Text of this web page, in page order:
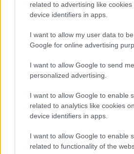
related to advertising like
device identifiers in apps.
I want to allow my user data to
Google for online advertising
I want to allow Google to send me
personalized advertising.
I want to allow Google to enable
related to analytics like cookies
device identifiers in apps.
I want to allow Google to enable
related to functionality of the
Palveluliiketoiminta
Teollisuus
ALV-laskelmat, ilmoitukset
tilinpäätökset
Henkilöstöhallinnon palvelut
Lakisääteinen kirjanpito